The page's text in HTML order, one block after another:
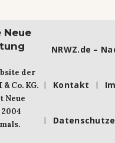
Neue
der
Co. KG.
Neue
NRWZ.de –
Kontakt